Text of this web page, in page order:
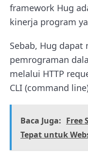
framework Hug
kinerja program
Sebab, Hug
pemrograman
melalui HTTP
CLI (command
Baca Juga: Free
Tepat untuk